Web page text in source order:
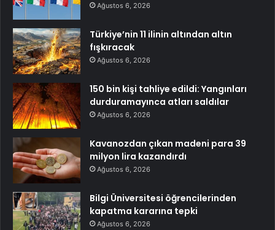
Ağustos 6, 2026
Türkiye’nin 11 ilinin altından altın
fışkıracak
Ağustos 6, 2026
150 bin kişi tahliye edildi: Yangınları
durduramayınca atları saldılar
Ağustos 6, 2026
Kavanozdan çıkan madeni para 39
milyon lira kazandırdı
Ağustos 6, 2026
Bilgi Üniversitesi öğrencilerinden
kapatma kararına tepki
Ağustos 6, 2026